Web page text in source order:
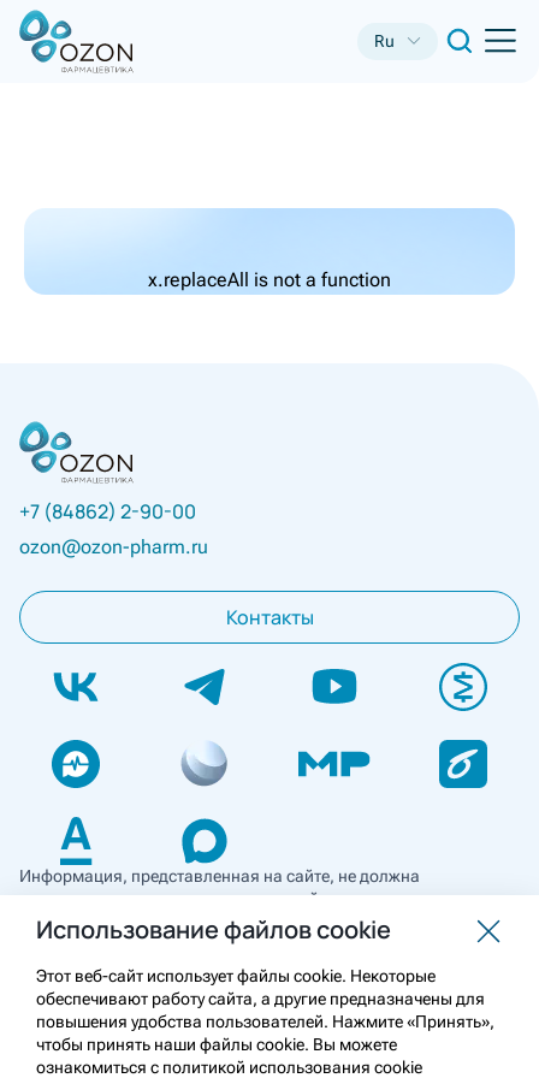
Ru
x.replaceAll is not a function
+7 (84862) 2-90-00
ozon@ozon-pharm.ru
Контакты
Информация, представленная на сайте, не должна
использоваться для самостоятельной диагностики и лечения
и не может служить заменой очной консультации врача. Перед
применением необходимо ознакомиться
с противопоказаниями препарата. Информация
о лекарственных средствах рецептурного отпуска
предназначена для медицинских и фармацевтических
работников.
Использование файлов cookie
Этот веб-сайт использует файлы cookie. Некоторые
обеспечивают работу сайта, а другие предназначены для
повышения удобства пользователей. Нажмите «Принять»,
чтобы принять наши файлы cookie. Вы можете
ознакомиться с политикой использования cookie